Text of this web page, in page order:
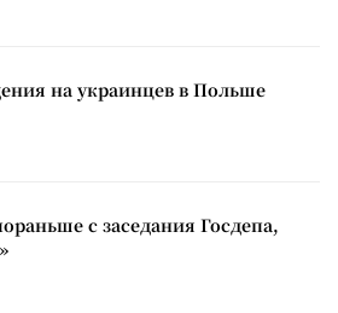
на украинцев в Польше
с заседания Госдепа,